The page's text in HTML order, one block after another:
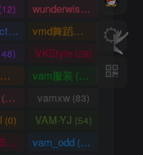
(12) wunderwise(1)
VR_Addict
(38) vmd舞蹈数据 (2)
VKStyle(26)
VaM舞蹈视频 (5)vam服装 (1458)
(3105) vamxw(83)
(0) VAM-YJ (54)
VAM_SeSe(10) vam_odd (20)